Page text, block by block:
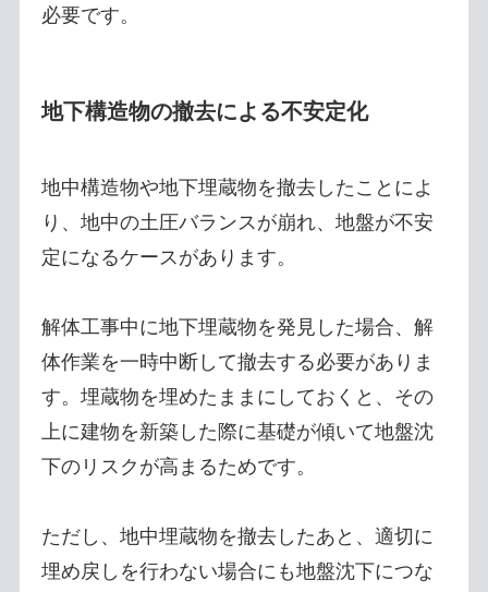
必要です。
地下構造物の撤去による不安定化
地中構造物や地下埋蔵物を撤去したことによ
り、地中の土圧バランスが崩れ、地盤が不安
定になるケースがあります。
解体工事中に地下埋蔵物を発見した場合、解
体作業を一時中断して撤去する必要がありま
す。埋蔵物を埋めたままにしておくと、その
上に建物を新築した際に基礎が傾いて地盤沈
下のリスクが高まるためです。
ただし、地中埋蔵物を撤去したあと、適切に
埋め戻しを行わない場合にも地盤沈下につな